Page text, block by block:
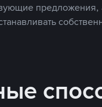
предложения,